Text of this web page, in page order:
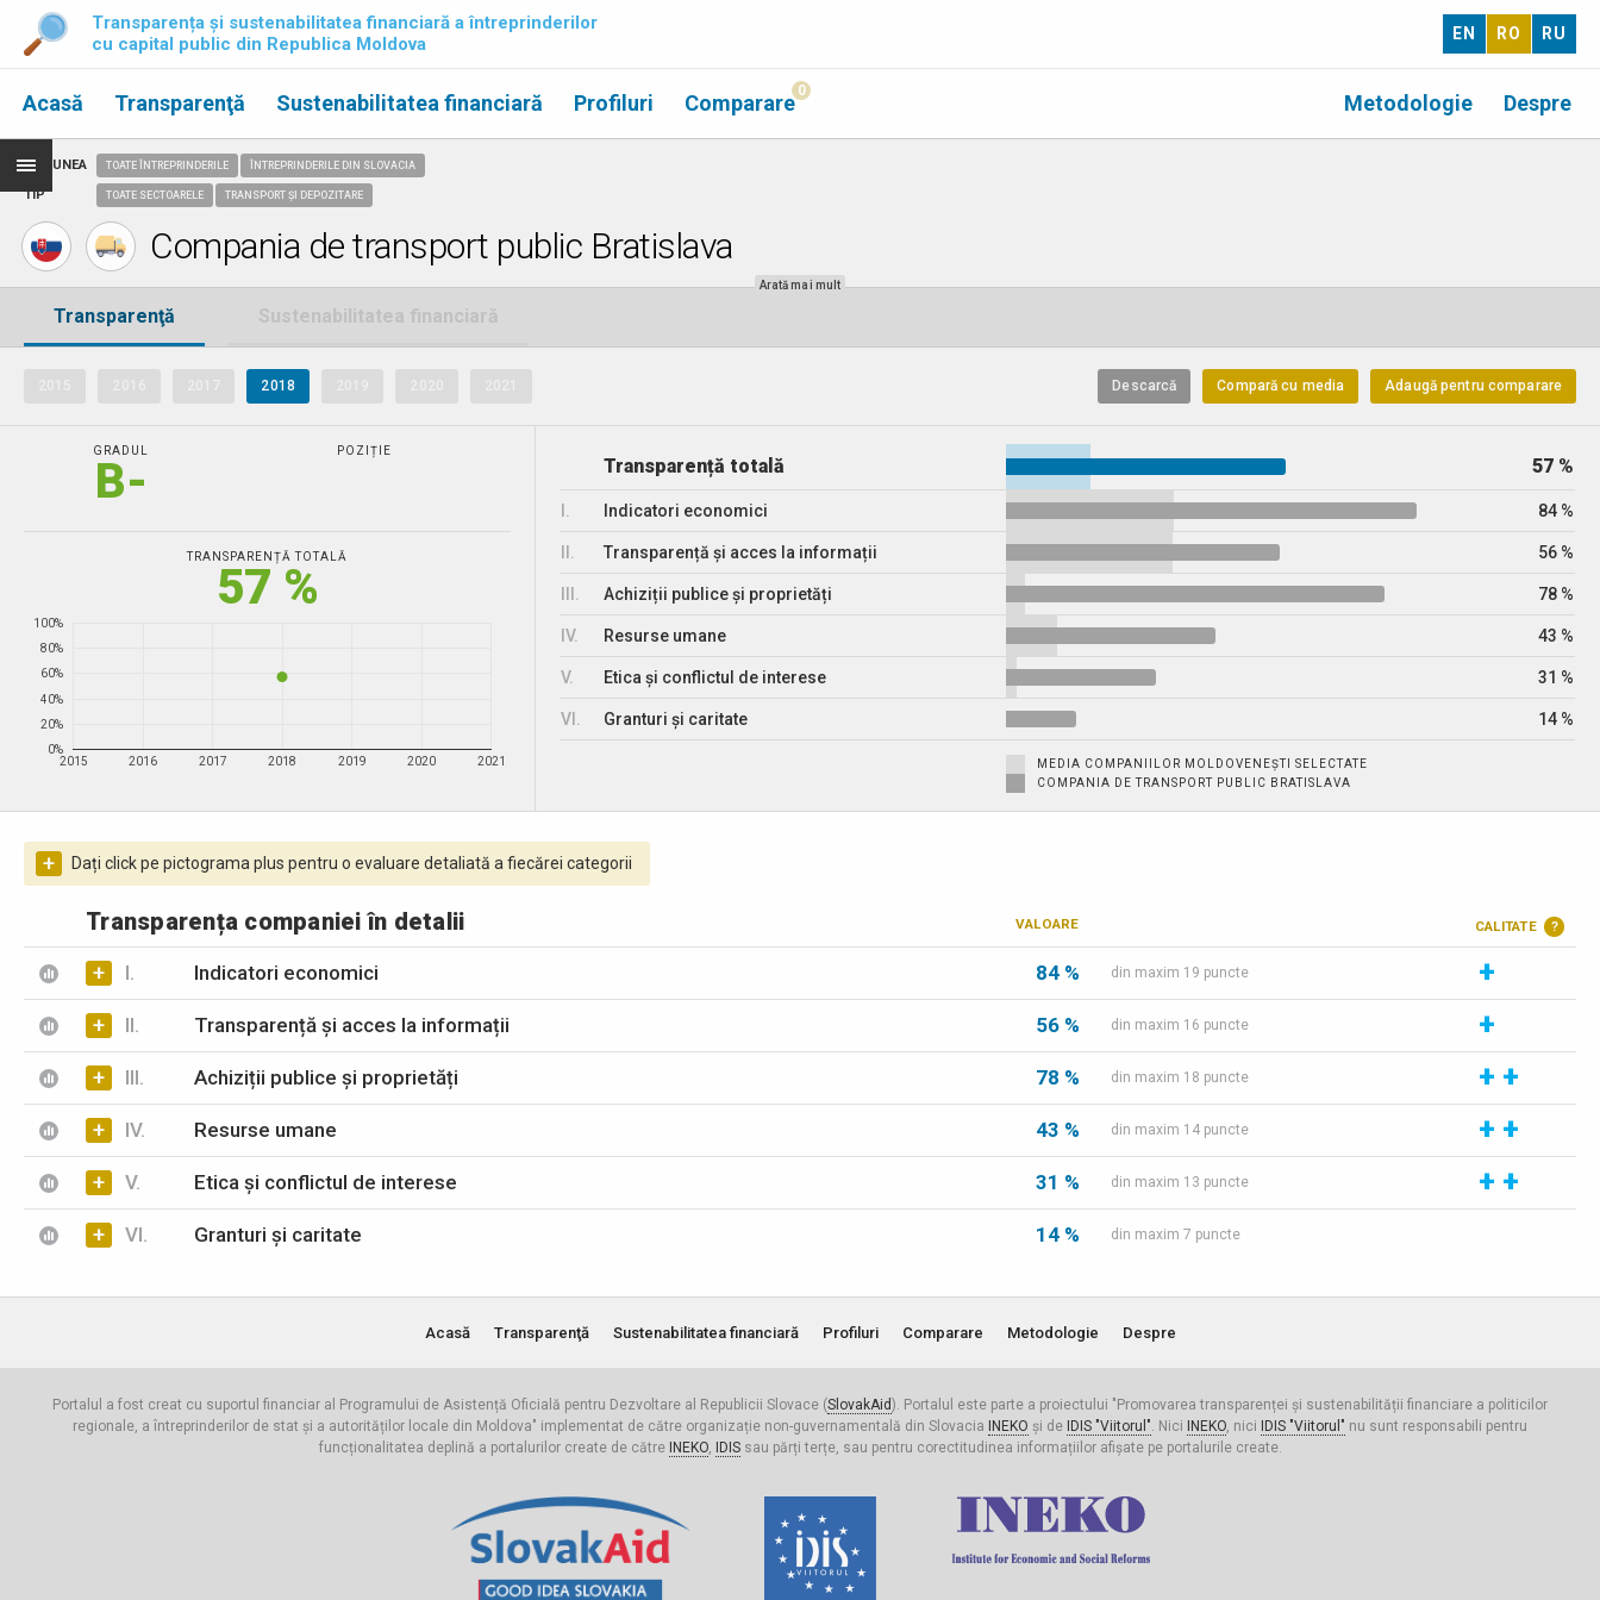
Transparența și sustenabilitatea financiară a întreprinderilor
cu capital public din Republica Moldova
EN RO RU
Acasă Transparenţă Despre
Metodologie
Sustenabilitatea financiară Profiluri Comparare 0
REGIUNEA
TIP
TOATE ÎNTREPRINDERILE ÎNTREPRINDERILE DIN SLOVACIA
TOATE SECTOARELE TRANSPORT ȘI DEPOZITARE
Compania de transport public Bratislava
Arată mai mult
Transparenţă Sustenabilitatea financiară
2018 Adaugă pentru comparare
Compară cu media
Descarcă
GRADUL
B-
POZIȚIE
TRANSPARENȚĂ TOTALĂ
57 %
2015 2016 2017 2018 2019 2020 2021
0%
20%
40%
60%
80%
100%
Transparență totală 57 %
Indicatori economici 84 %
Transparență și acces la informații 56 %
Achiziții publice și proprietăți 78 %
IV. Resurse umane 43 %
V. Etica și conflictul de interese 31 %
VI. Granturi și caritate 14 %
MEDIA COMPANIILOR MOLDOVENEȘTI SELECTATE
COMPANIA DE TRANSPORT PUBLIC BRATISLAVA
+ Dați click pe pictograma plus pentru o evaluare detaliată a fiecărei categorii
Transparența companiei în detalii VALOARE CALITATE ?
+ I. Indicatori economici 84 % din maxim 19 puncte +
+ II. Transparență și acces la informații 56 % din maxim 16 puncte +
+ III. Achiziții publice și proprietăți 78 % din maxim 18 puncte + +
+ IV. Resurse umane 43 % din maxim 14 puncte + +
+ V. Etica și conflictul de interese 31 % din maxim 13 puncte + +
+ VI. Granturi și caritate 14 % din maxim 7 puncte
Acasă Transparenţă Sustenabilitatea financiară Profiluri Comparare Metodologie Despre
Portalul a fost creat cu suportul financiar al Programului de Asistență Oficială pentru Dezvoltare al Republicii Slovace (SlovakAid ). Portalul este parte a proiectului "Promovarea transparenței și sustenabilității financiare a politicilor
regionale, a întreprinderilor de stat și a autorităților locale din Moldova" implementat de către organizație non-guvernamentală din Slovacia
INEKO și de IDIS "Viitorul". Nici INEKO, nici IDIS "Viitorul" nu sunt responsabili pentru
funcționalitatea deplină a portalurilor create de către INEKO, IDISsau părți terțe, sau pentru corectitudinea informațiilor afișate pe portalurile create.